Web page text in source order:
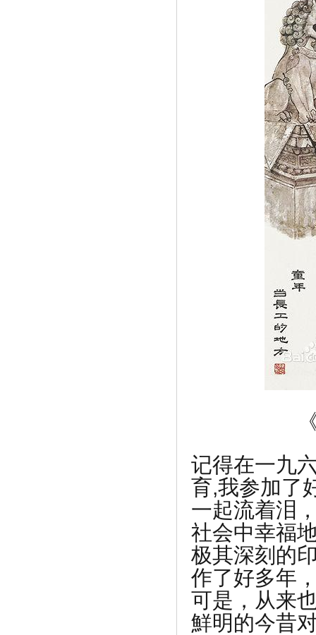
记得在一九
育,我参加了
一起流着泪
社会中幸福
极其深刻的
作了好多年
可是，从来
鮮明的今昔